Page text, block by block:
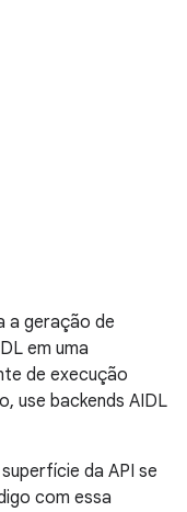
a geração de
em uma
de execução
use backends AIDL
da API se
com essa